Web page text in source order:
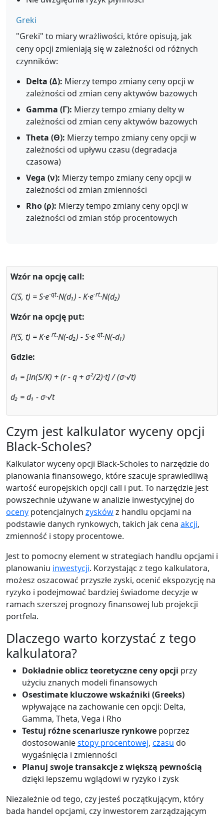
Greki
"Greki" to miary wrażliwości, które opisują, jak
ceny opcji zmieniają się w zależności od różnych
czynników:
Delta (Δ): Mierzy tempo zmiany ceny opcji w
zależności od zmian ceny aktywów bazowych
Gamma (Γ): Mierzy tempo zmiany delty w
zależności od zmian ceny aktywów bazowych
Theta (Θ): Mierzy tempo zmiany ceny opcji w
zależności od upływu czasu (degradacja
czasowa)
Vega (ν): Mierzy tempo zmiany ceny opcji w
zależności od zmian zmienności
Rho (ρ): Mierzy tempo zmiany ceny opcji w
zależności od zmian stóp procentowych
Wzór na opcję call:
C(S, t) = S·e-qt·N(d₁) - K·e-rt·N(d₂)
Wzór na opcję put:
P(S, t) = K·e-rt·N(-d₂) - S·e-qt·N(-d₁)
Gdzie:
d₁ = [ln(S/K) + (r - q + σ²/2)·t] / (σ·√t)
d₂ = d₁ - σ·√t
Czym jest kalkulator wyceny opcji
Black-Scholes?
Kalkulator wyceny opcji Black-Scholes to narzędzie do
planowania finansowego, które szacuje sprawiedliwą
wartość europejskich opcji call i put. To narzędzie jest
powszechnie używane w analizie inwestycyjnej do
oceny potencjalnych zyskówz handlu opcjami na
podstawie danych rynkowych, takich jak cena akcji,
zmienność i stopy procentowe.
Jest to pomocny element w strategiach handlu opcjami i
planowaniu inwestycji. Korzystając z tego kalkulatora,
możesz oszacować przyszłe zyski, ocenić ekspozycję na
ryzyko i podejmować bardziej świadome decyzje w
ramach szerszej prognozy finansowej lub projekcji
portfela.
Dlaczego warto korzystać z tego
kalkulatora?
Dokładnie oblicz teoretyczne ceny opcji przy
użyciu znanych modeli finansowych
Osestimate kluczowe wskaźniki (Greeks)
wpływające na zachowanie cen opcji: Delta,
Gamma, Theta, Vega i Rho
Testuj różne scenariusze rynkowe poprzez
dostosowaniestopy procentowej, czasu do
wygaśnięcia i zmienności
Planuj swoje transakcje z większą pewnością
dzięki lepszemu wglądowi w ryzyko i zysk
Niezależnie od tego, czy jesteś początkującym, który
bada handel opcjami, czy inwestorem zarządzającym